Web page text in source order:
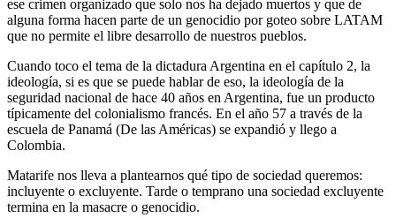
ese crimen organizado que solo nos ha dejado muertos y que de
alguna forma hacen parte de un genocidio por goteo sobre LATAM
que no permite el libre desarrollo de nuestros pueblos.
Cuando toco el tema de la dictadura Argentina en el capítulo 2, la
ideología, si es que se puede hablar de eso, la ideología de la
seguridad nacional de hace 40 años en Argentina, fue un producto
típicamente del colonialismo francés. En el año 57 a través de la
escuela de Panamá (De las Américas) se expandió y llego a
Colombia.
Matarife nos lleva a plantearnos qué tipo de sociedad queremos:
incluyente o excluyente. Tarde o temprano una sociedad excluyente
termina en la masacre o genocidio.